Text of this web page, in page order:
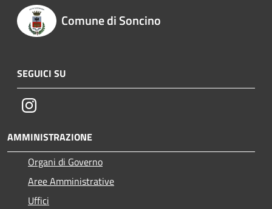
Comune di Soncino
SEGUICI SU
Instagram
AMMINISTRAZIONE
Organi di Governo
Aree Amministrative
Uffici